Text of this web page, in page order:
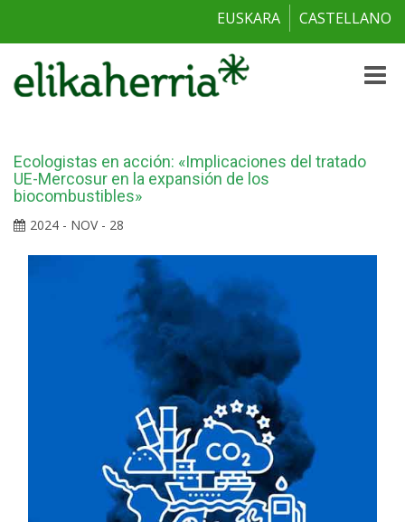
EUSKARA CASTELLANO
Toggle
Ecologistas en acción: «Implicaciones del tratado
UE-Mercosur en la expansión de los
biocombustibles»
2024 - NOV - 28